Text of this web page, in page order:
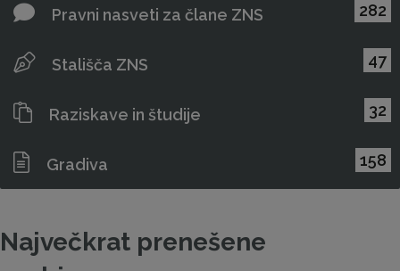
Pravni nasveti za člane ZNS 282
Stališča ZNS 47
Raziskave in študije 32
Gradiva 158
Največkrat prenešene